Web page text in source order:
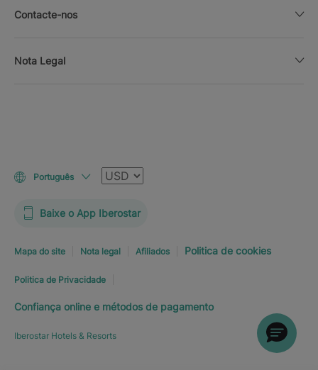
Contacte-nos
Nota Legal
Português Moeda
Baixe o App Iberostar
Mapa do site Nota legal Afiliados Politica de cookies
Politica de Privacidade
Confiança online e métodos de pagamento
Iberostar Hotels & Resorts